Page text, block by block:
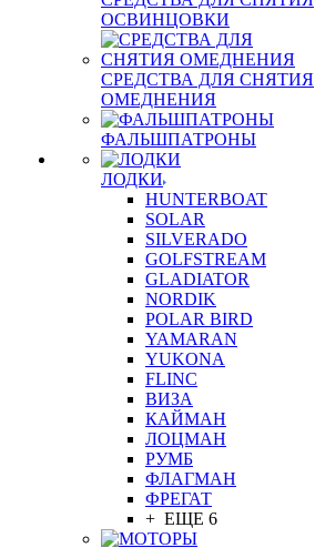
ОСВИНЦОВКИ
СРЕДСТВА ДЛЯ СНЯТИЯ
ОМЕДНЕНИЯ
ФАЛЬШПАТРОНЫ
ЛОДКИ
HUNTERBOAT
SOLAR
SILVERADO
GOLFSTREAM
GLADIATOR
NORDIK
POLAR BIRD
YAMARAN
YUKONA
FLINC
ВИЗА
КАЙМАН
ЛОЦМАН
РУМБ
ФЛАГМАН
ФРЕГАТ
+ ЕЩЕ 6